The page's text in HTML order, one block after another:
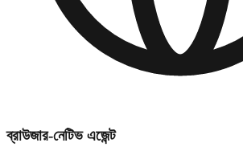
ব্রাউজার-নেটিভ এজেন্ট